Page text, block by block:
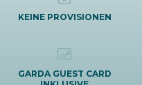
KEINE PROVISIONEN
GARDA GUEST CARD